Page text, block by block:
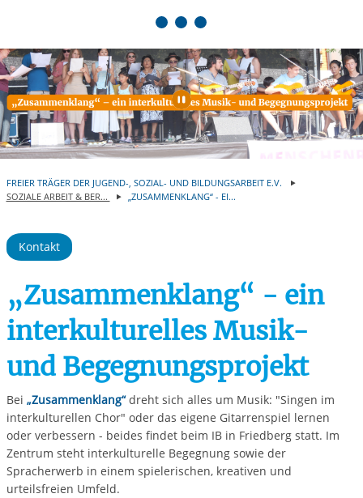
Automatische
FREIER TRÄGER DER JUGEND-, SOZIAL- UND BILDUNGSARBEIT E.V.
SOZIALE ARBEIT & BER...
„ZUSAMMENKLANG“ - EI...
Kontakt
„Zusammenklang“ - ein
interkulturelles Musik-
und Begegnungsprojekt
Bei „Zusammenklang“dreht sich alles um Musik: "Singen im
interkulturellen Chor" oder das eigene Gitarrenspiel lernen
oder verbessern - beides findet beim IB in Friedberg statt. Im
Zentrum steht interkulturelle Begegnung sowie der
Spracherwerb in einem spielerischen, kreativen und
urteilsfreien Umfeld.